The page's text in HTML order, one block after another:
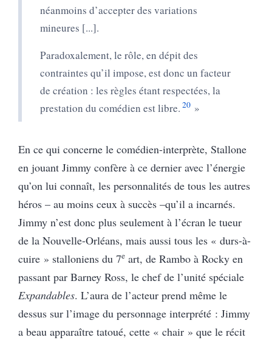
néanmoins d’accepter des variations
mineures [...].
Paradoxalement, le rôle, en dépit des
contraintes qu’il impose, est donc un facteur
de création : les règles étant respectées, la
prestation du comédien est libre. 20»
En ce qui concerne le comédien-interprète, Stallone
en jouant Jimmy confère à ce dernier avec l’énergie
qu’on lui connaît, les personnalités de tous les autres
héros – au moins ceux à succès –qu’il a incarnés.
Jimmy n’est donc plus seulement à l’écran le tueur
de la Nouvelle-Orléans, mais aussi tous les « durs-à-
cuire » stalloniens du 7e art, de Rambo à Rocky en
passant par Barney Ross, le chef de l’unité spéciale
Expandables. L’aura de l’acteur prend même le
dessus sur l’image du personnage interprété : Jimmy
a beau apparaître tatoué, cette « chair » que le récit